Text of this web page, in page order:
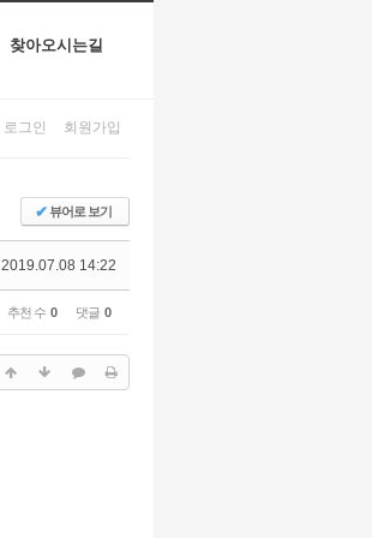
찾아오시는길
로그인 회원가입
✔뷰어로 보기
2019.07.08 14:22
추천 수 0 댓글 0